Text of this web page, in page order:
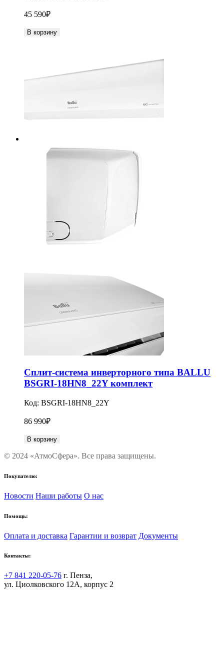
45 590₽
В корзину
Сплит-система инверторного типа BALLU
BSGRI-18HN8_22Y комплект
Код: BSGRI-18HN8_22Y
86 990₽
В корзину
© 2024 «АтмоСфера». Все права защищены.
Покупателю:
Новости Наши работы О нас
Помощь:
Оплата и доставка Гарантии и возврат Документы
Контакты:
+7 841 220-05-76 г. Пенза,
ул. Циолковского 12А, корпус 2